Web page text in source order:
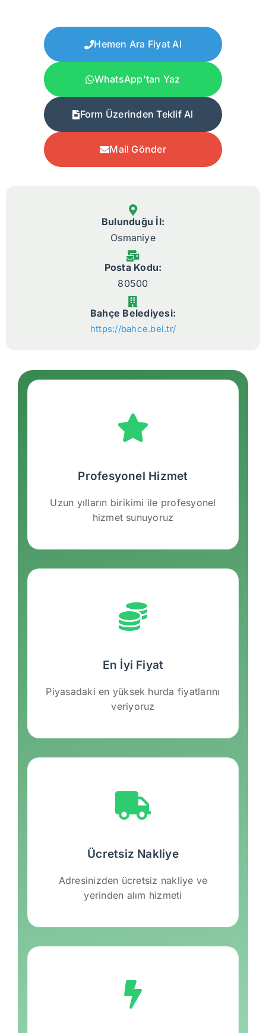
Hemen Ara Fiyat Al
WhatsApp'tan Yaz
Form Üzerinden Teklif Al
Mail Gönder
Bulunduğu İl:
Osmaniye
Posta Kodu:
80500
Bahçe Belediyesi:
https://bahce.bel.tr/
Profesyonel Hizmet
Uzun yılların birikimi ile profesyonel
hizmet sunuyoruz
En İyi Fiyat
Piyasadaki en yüksek hurda fiyatlarını
veriyoruz
Ücretsiz Nakliye
Adresinizden ücretsiz nakliye ve
yerinden alım hizmeti